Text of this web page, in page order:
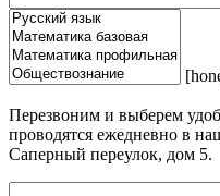
Перезвоним и выберем
проводятся ежедневно в
Саперный переулок, дом 5.